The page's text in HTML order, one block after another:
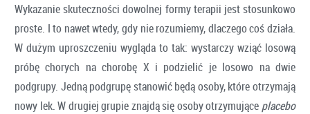
Wykazanie skuteczności dowolnej formy terapii jest stosunkowo
proste. I to nawet wtedy, gdy nie rozumiemy, dlaczego coś działa.
W dużym uproszczeniu wygląda to tak: wystarczy wziąć losową
próbę chorych na chorobę X i podzielić je losowo na dwie
podgrupy. Jedną podgrupę stanowić będą osoby, które otrzymają
nowy lek. W drugiej grupie znajdą się osoby otrzymujące placebo